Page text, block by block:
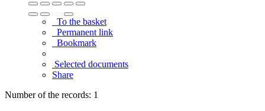
To the basket
Permanent link
Bookmark
Selected documents
Share
Number of the records: 1